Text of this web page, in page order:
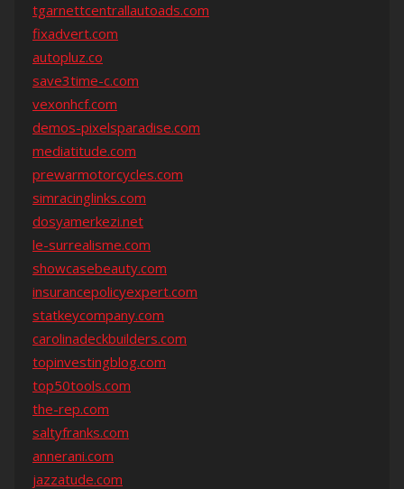
tgarnettcentrallautoads.com
fixadvert.com
autopluz.co
save3time-c.com
vexonhcf.com
demos-pixelsparadise.com
mediatitude.com
prewarmotorcycles.com
simracinglinks.com
dosyamerkezi.net
le-surrealisme.com
showcasebeauty.com
insurancepolicyexpert.com
statkeycompany.com
carolinadeckbuilders.com
topinvestingblog.com
top50tools.com
the-rep.com
saltyfranks.com
annerani.com
jazzatude.com